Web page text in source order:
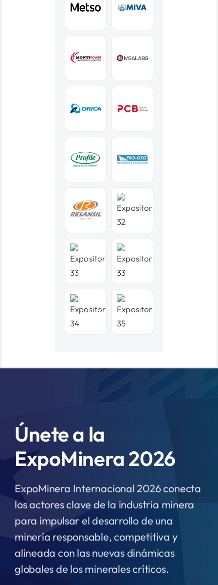
Únete a la
ExpoMinera 2026
ExpoMinera Internacional 2026 conecta
los actores clave de la industria minera
para impulsar el desarrollo de una
minería responsable, competitiva y
alineada con las nuevas dinámicas
globales de los minerales críticos.